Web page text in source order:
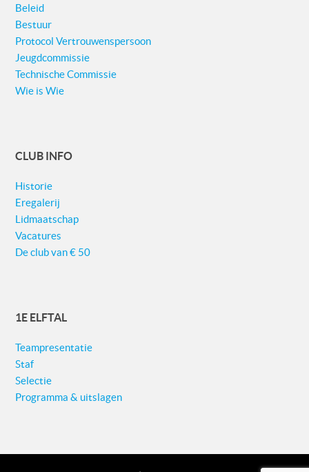
Beleid
Bestuur
Protocol Vertrouwenspersoon
Jeugdcommissie
Technische Commissie
Wie is Wie
CLUB INFO
Historie
Eregalerij
Lidmaatschap
Vacatures
De club van € 50
1E ELFTAL
Teampresentatie
Staf
Selectie
Programma & uitslagen